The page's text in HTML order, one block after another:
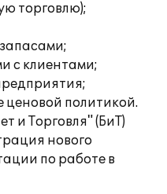
торговлю);
с клиентами;
ценовой политикой.
и Торговля" (БиТ)
нового
по работе в